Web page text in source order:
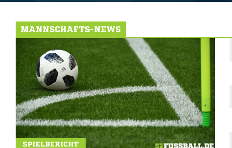
MANNSCHAFTS-NEWS
SPIELBERICHT